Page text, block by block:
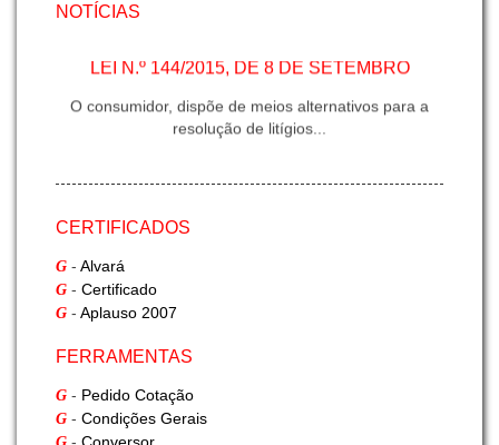
NOTÍCIAS
LEI N.º 144/2015, DE 8 DE SETEMBRO
O consumidor, dispõe de meios alternativos para a
resolução de litígios...
INFORMAÇÃO G-FREIGHT - II
CERTIFICADOS
G - Alvará
G - Certificado
G - Aplauso 2007
FERRAMENTAS
G - Pedido Cotação
G - Condições Gerais